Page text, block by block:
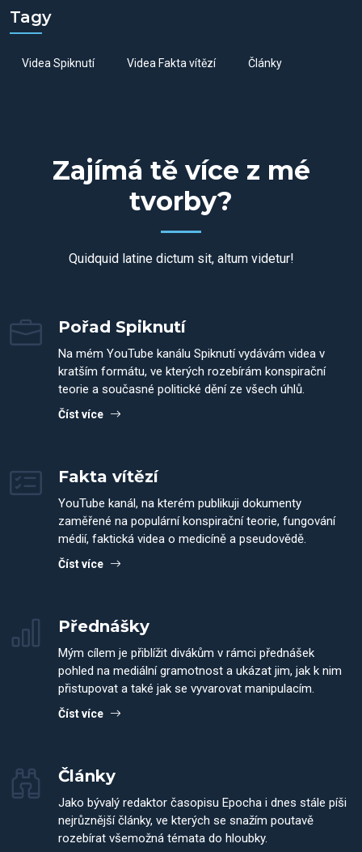
Tagy
Videa Spiknutí Videa Fakta vítězí Články
Zajímá tě více z mé
tvorby?
Quidquid latine dictum sit, altum videtur!
Pořad Spiknutí
Na mém YouTube kanálu Spiknutí vydávám videa v
kratším formátu, ve kterých rozebírám konspirační
teorie a současné politické dění ze všech úhlů.
Číst více
Fakta vítězí
YouTube kanál, na kterém publikuji dokumenty
zaměřené na populární konspirační teorie, fungování
médií, faktická videa o medicíně a pseudovědě.
Číst více
Přednášky
Mým cílem je přiblížit divákům v rámci přednášek
pohled na mediální gramotnost a ukázat jim, jak k nim
přistupovat a také jak se vyvarovat manipulacím.
Číst více
Články
Jako bývalý redaktor časopisu Epocha i dnes stále píši
nejrůznější články, ve kterých se snažím poutavě
rozebírat všemožná témata do hloubky.